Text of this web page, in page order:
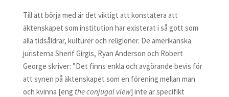
Till att börja med är det viktigt att konstatera att
äktenskapet som institution har existerat i så gott som
alla tidsåldrar, kulturer och religioner. De amerikanska
juristerna Sherif Girgis, Ryan Anderson och Robert
George skriver: ”Det finns enkla och avgörande bevis för
att synen på äktenskapet som en förening mellan man
och kvinna [eng the conjugal view] inte är specifikt